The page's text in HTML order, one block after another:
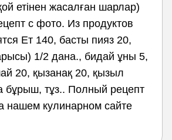
етінен жасалған шарлар)
с фото. Из продуктов
Ет 140, басты пияз 20,
1/2 дана., бидай ұны 5,
20, қызанақ 20, қызыл
бұрыш, тұз.. Полный рецепт
нашем кулинарном сайте